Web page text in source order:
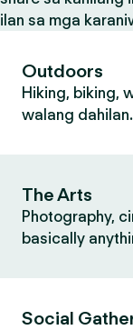
ilan sa mga
Outdoors
Hiking, biking,
walang dahilan.
The Arts
Photography,
basically
Social